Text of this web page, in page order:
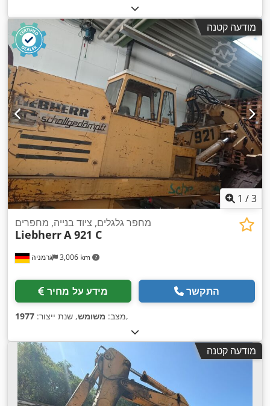
14,000 h
, מספר מכונה/רכב:3671199, ציוד:תא נהג ,
מודעה קטנה
1 /3
גרמניה 3,006 km
מחפר גלגלים, ציוד בנייה, מחפרים
LiebherrA 921 C
מידע על מחיר התקשר
מצב: משומש, שנת ייצור: 1977 ,
מודעה קטנה